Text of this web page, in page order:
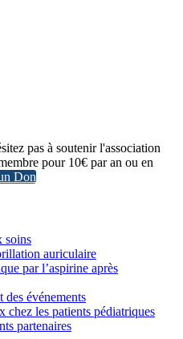
pas à soutenir l'association
pour 10€ par an ou en
Don
soins
auriculaire
par l’aspirine après
événements
chez les patients pédiatriques
partenaires